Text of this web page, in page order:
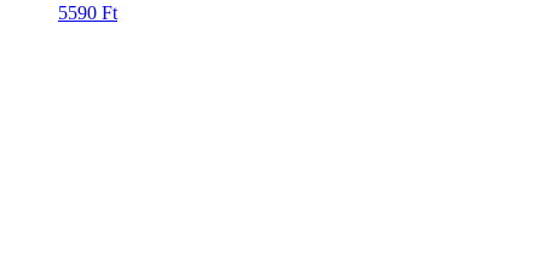
5590 Ft